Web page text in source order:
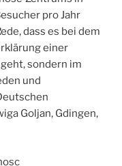
pro Jahr
dass es bei dem
einer
sondern im
und
Goljan, Gdingen,